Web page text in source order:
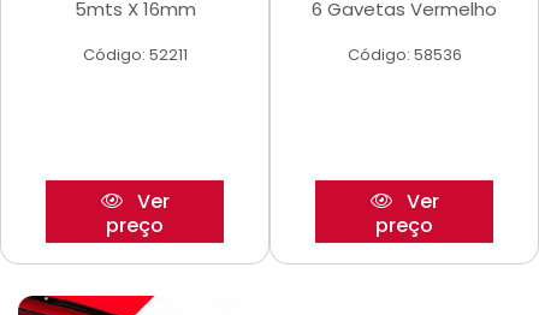
5mts X 16mm
Código: 52211
Ver
preço
6 Gavetas Vermelho
Código: 58536
Ver
preço